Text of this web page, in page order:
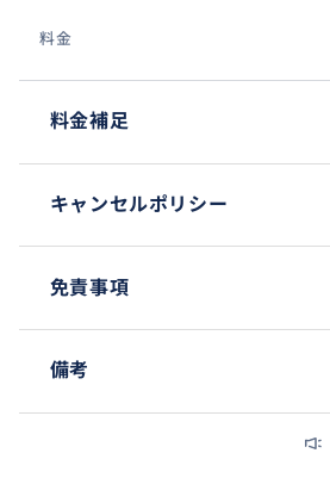
料金
料金補足
キャンセルポリシー
免責事項
備考